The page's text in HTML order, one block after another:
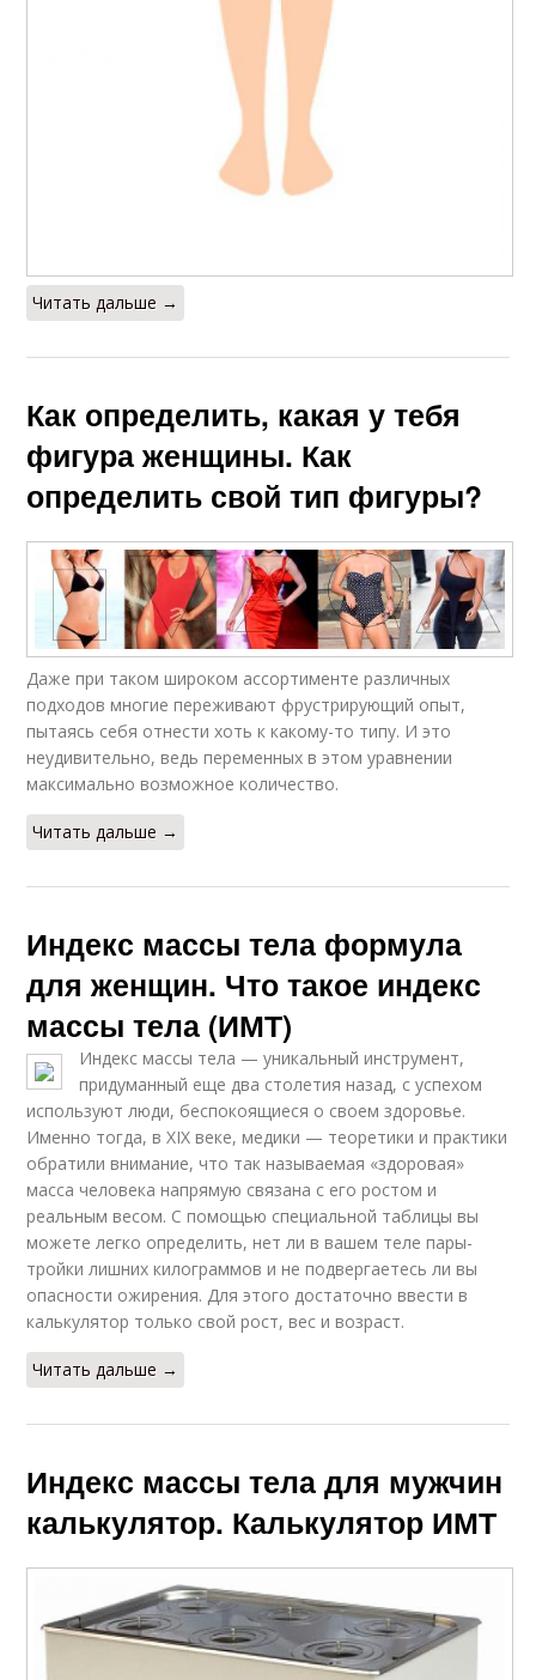
Читать дальше →
Как определить, какая у тебя
фигура женщины. Как
определить свой тип фигуры?
Даже при таком широком ассортименте различных
подходов многие переживают фрустрирующий опыт,
пытаясь себя отнести хоть к какому-то типу. И это
неудивительно, ведь переменных в этом уравнении
максимально возможное количество.
Читать дальше →
Индекс массы тела формула
для женщин. Что такое индекс
массы тела (ИМТ)
Индекс массы тела — уникальный инструмент,
придуманный еще два столетия назад, с успехом
используют люди, беспокоящиеся о своем здоровье.
Именно тогда, в XIX веке, медики — теоретики и практики
обратили внимание, что так называемая «здоровая»
масса человека напрямую связана с его ростом и
реальным весом. С помощью специальной таблицы вы
можете легко определить, нет ли в вашем теле пары-
тройки лишних килограммов и не подвергаетесь ли вы
опасности ожирения. Для этого достаточно ввести в
калькулятор только свой рост, вес и возраст.
Читать дальше →
Индекс массы тела для мужчин
калькулятор. Калькулятор ИМТ